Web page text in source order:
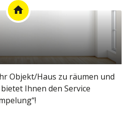
home
Objekt/Haus zu räumen und
Ihnen den Service